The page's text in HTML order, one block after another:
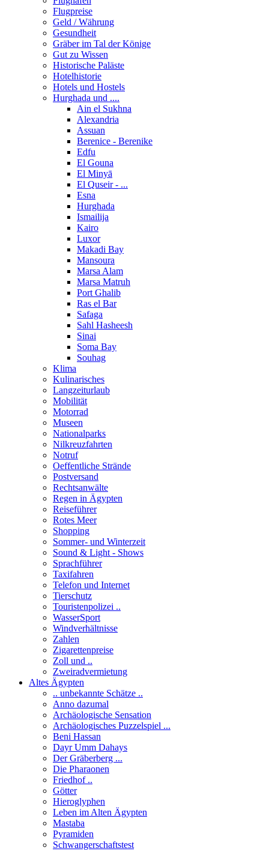
Flugpreise
Geld / Währung
Gesundheit
Gräber im Tal der Könige
Gut zu Wissen
Historische Paläste
Hotelhistorie
Hotels und Hostels
Hurghada und ....
Ain el Sukhna
Alexandria
Assuan
Berenice - Berenike
Edfu
El Gouna
El Minyā
El Quseir - ...
Esna
Hurghada
Ismailija
Kairo
Luxor
Makadi Bay
Mansoura
Marsa Alam
Marsa Matruh
Port Ghalib
Ras el Bar
Safaga
Sahl Hasheesh
Sinai
Soma Bay
Souhag
Klima
Kulinarisches
Langzeiturlaub
Mobilität
Motorrad
Museen
Nationalparks
Nilkreuzfahrten
Notruf
Oeffentliche Strände
Postversand
Rechtsanwälte
Regen in Ägypten
Reiseführer
Rotes Meer
Shopping
Sommer- und Winterzeit
Sound & Light - Shows
Sprachführer
Taxifahren
Telefon und Internet
Tierschutz
Touristenpolizei ..
WasserSport
Windverhältnisse
Zahlen
Zigarettenpreise
Zoll und ..
Zweiradvermietung
Altes Ägypten
.. unbekannte Schätze ..
Anno dazumal
Archäologische Sensation
Archäologisches Puzzelspiel ...
Beni Hassan
Dayr Umm Dahays
Der Gräberberg ...
Die Pharaonen
Friedhof ..
Götter
Hieroglyphen
Leben im Alten Ägypten
Mastaba
Pyramiden
Schwangerschaftstest